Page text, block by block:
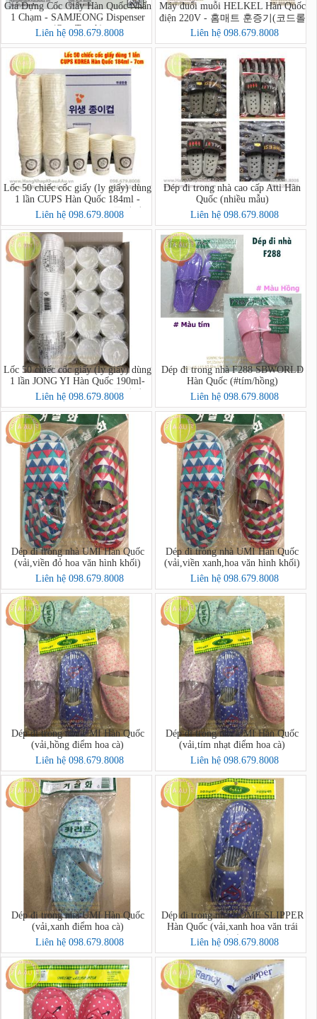
Giá Đựng Cốc Giấy Hàn Quốc Nhấn
1 Chạm - SAMJEONG Dispenser
(One Touch)
Liên hệ 098.679.8008
Máy đuổi muỗi HELKEL Hàn Quốc
điện 220V - 홈매트 훈증기(코드롤
러) 스위치
Liên hệ 098.679.8008
Lốc 50 chiếc cốc giấy (ly giấy) dùng
1 lần CUPS Hàn Quốc 184ml -
đường kính miệng 7cm (종이컵
50p)
Liên hệ 098.679.8008
Dép đi trong nhà cao cấp Atti Hàn
Quốc (nhiều mẫu)
Liên hệ 098.679.8008
Lốc 50 chiếc cốc giấy (ly giấy) dùng
1 lần JONG YI Hàn Quốc 190ml-
đường kính miệng 7cm (종이컵
50p)
Liên hệ 098.679.8008
Dép đi trong nhà F288 SBWORLD
Hàn Quốc (#tím/hồng)
Liên hệ 098.679.8008
Dép đi trong nhà UMI Hàn Quốc
(vải,viền đỏ hoa văn hình khối)
Liên hệ 098.679.8008
Dép đi trong nhà UMI Hàn Quốc
(vải,viền xanh,hoa văn hình khối)
Liên hệ 098.679.8008
Dép đi trong nhà UMI Hàn Quốc
(vải,hồng điểm hoa cà)
Liên hệ 098.679.8008
Dép đi trong nhà UMI Hàn Quốc
(vải,tím nhạt điểm hoa cà)
Liên hệ 098.679.8008
Dép đi trong nhà UMI Hàn Quốc
(vải,xanh điểm hoa cà)
Liên hệ 098.679.8008
Dép đi trong nhà HOME SLIPPER
Hàn Quốc (vải,xanh hoa văn trái
tim)
Liên hệ 098.679.8008